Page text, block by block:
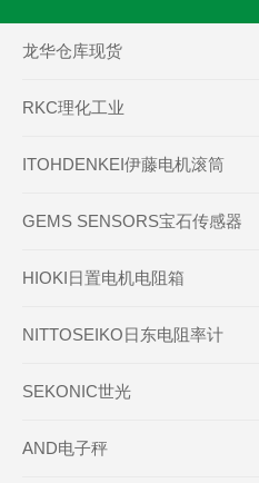
龙华仓库现货
RKC理化工业
ITOHDENKEI伊藤电机滚筒
GEMS SENSORS宝石传感器
HIOKI日置电机电阻箱
NITTOSEIKO日东电阻率计
SEKONIC世光
AND电子秤